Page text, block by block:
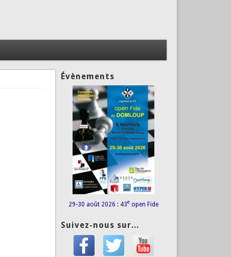
Évènements
29-30 août 2026 : 43e open Fide
Suivez-nous sur...